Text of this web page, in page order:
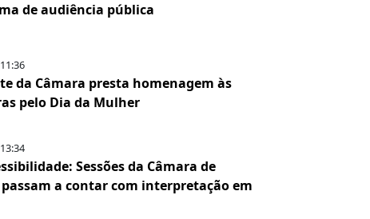
de audiência pública
da Câmara presta homenagem às
pelo Dia da Mulher
Sessões da Câmara de
passam a contar com interpretação em